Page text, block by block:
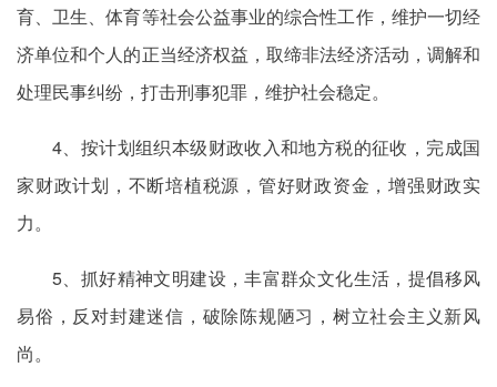
育、卫生、体育等社会公益事业的综合性工作，维护一切经
济单位和个人的正当经济权益，取缔非法经济活动，调解和
处理民事纠纷，打击刑事犯罪，维护社会稳定。
4、按计划组织本级财政收入和地方税的征收，完成国
家财政计划，不断培植税源，管好财政资金，增强财政实
力。
5、抓好精神文明建设，丰富群众文化生活，提倡移风
易俗，反对封建迷信，破除陈规陋习，树立社会主义新风
尚。